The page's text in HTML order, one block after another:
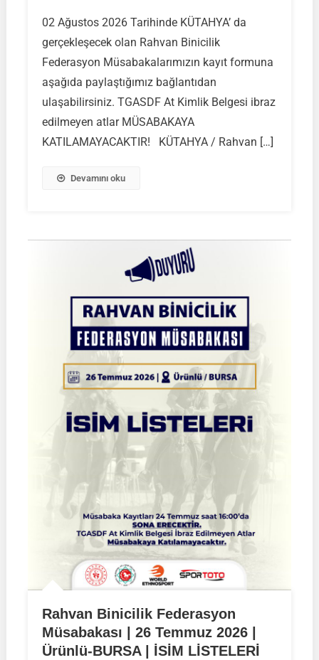
BİNİCİLİK
FEDERASYON
MÜSABAKASI
KÜTAHYA
|
02
Ağustos
Formu
02 Ağustos 2026 Tarihinde KÜTAHYA’ da
gerçekleşecek olan Rahvan Binicilik
Federasyon Müsabakalarımızın kayıt formuna
aşağıda paylaştığımız bağlantıdan
ulaşabilirsiniz. TGASDF At Kimlik Belgesi ibraz
edilmeyen atlar MÜSABAKAYA
KATILAMAYACAKTIR! KÜTAHYA / Rahvan […]
Devamını oku
Rahvan Binicilik Federasyon
Müsabakası | 26 Temmuz 2026 |
Ürünlü-BURSA | İSİM LİSTELERİ